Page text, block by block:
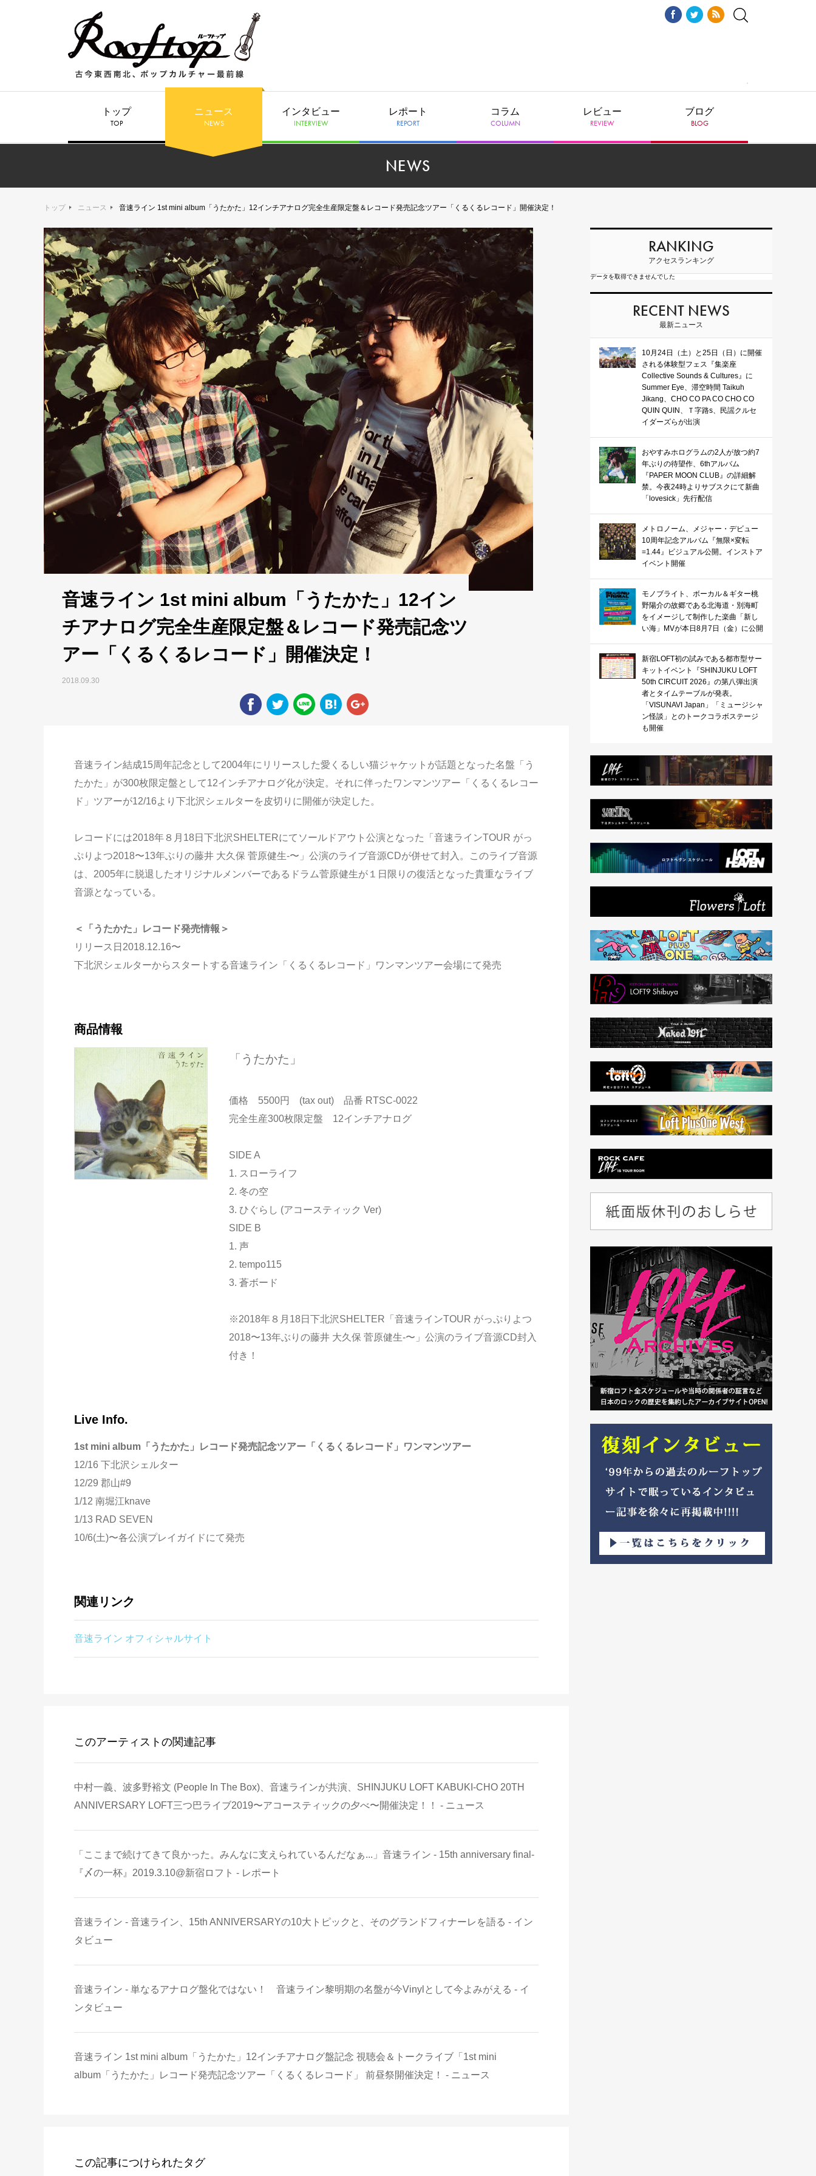
トップ
TOP
ニュース
NEWS
インタビュー
INTERVIEW
レポート
REPORT
コラム
COLUMN
レビュー
REVIEW
ブログ
BLOG
NEWS
トップ ニュース 音速ライン 1st mini album「うたかた」12インチアナログ完全生産限定盤＆レコード発売記念ツアー「くるくるレコード」開催決定！
音速ライン 1st mini album「うたかた」12イン
チアナログ完全生産限定盤＆レコード発売記念ツ
アー「くるくるレコード」開催決定！
2018.09.30
音速ライン結成15周年記念として2004年にリリースした愛くるしい猫ジャケットが話題となった名盤「う
たかた」が300枚限定盤として12インチアナログ化が決定。それに伴ったワンマンツアー「くるくるレコー
ド」ツアーが12/16より下北沢シェルターを皮切りに開催が決定した。
レコードには2018年８月18日下北沢SHELTERにてソールドアウト公演となった「音速ラインTOUR がっ
ぷりよつ2018〜13年ぶりの藤井 大久保 菅原健生-〜」公演のライブ音源CDが併せて封入。このライブ音源
は、2005年に脱退したオリジナルメンバーであるドラム菅原健生が１日限りの復活となった貴重なライブ
音源となっている。
＜「うたかた」レコード発売情報＞
リリース日2018.12.16〜
下北沢シェルターからスタートする音速ライン「くるくるレコード」ワンマンツアー会場にて発売
商品情報
「うたかた」
価格 5500円 (tax out) 品番 RTSC-0022
完全生産300枚限定盤 12インチアナログ
SIDE A
1. スローライフ
2. 冬の空
3. ひぐらし (アコースティック Ver)
SIDE B
1. 声
2. tempo115
3. 蒼ボード
※2018年８月18日下北沢SHELTER「音速ラインTOUR がっぷりよつ
2018〜13年ぶりの藤井 大久保 菅原健生-〜」公演のライブ音源CD封入
付き！
Live Info.
1st mini album「うたかた」レコード発売記念ツアー「くるくるレコード」ワンマンツアー
12/16 下北沢シェルター
12/29 郡山#9
1/12 南堀江knave
1/13 RAD SEVEN
10/6(土)〜各公演プレイガイドにて発売
関連リンク
音速ライン オフィシャルサイト
このアーティストの関連記事
中村一義、波多野裕文 (People In The Box)、音速ラインが共演、SHINJUKU LOFT KABUKI-CHO 20TH
ANNIVERSARY LOFT三つ巴ライブ2019〜アコースティックの夕べ〜開催決定！！ - ニュース
「ここまで続けてきて良かった。みんなに支えられているんだなぁ...」音速ライン - 15th anniversary final-
『〆の一杯』2019.3.10@新宿ロフト - レポート
音速ライン - 音速ライン、15th ANNIVERSARYの10大トピックと、そのグランドフィナーレを語る - イン
タビュー
音速ライン - 単なるアナログ盤化ではない！ 音速ライン黎明期の名盤が今Vinylとして今よみがえる - イ
ンタビュー
音速ライン 1st mini album「うたかた」12インチアナログ盤記念 視聴会＆トークライブ「1st mini
album「うたかた」レコード発売記念ツアー「くるくるレコード」 前昼祭開催決定！ - ニュース
この記事につけられたタグ
RANKING
アクセスランキング
データを取得できませんでした
RECENT NEWS
最新ニュース
10月24日（土）と25日（日）に開催
される体験型フェス『集楽座
Collective Sounds & Cultures』に
Summer Eye、滞空時間 Taikuh
Jikang、CHO CO PA CO CHO CO
QUIN QUIN、Ｔ字路s、民謡クルセ
イダーズらが出演
おやすみホログラムの2人が放つ約7
年ぶりの待望作、6thアルバム
『PAPER MOON CLUB』の詳細解
禁。今夜24時よりサブスクにて新曲
「lovesick」先行配信
メトロノーム、メジャー・デビュー
10周年記念アルバム『無限×変転
=1.44』ビジュアル公開。インストア
イベント開催
モノブライト、ボーカル＆ギター桃
野陽介の故郷である北海道・別海町
をイメージして制作した楽曲「新し
い海」MVが本日8月7日（金）に公開
新宿LOFT初の試みである都市型サー
キットイベント『SHINJUKU LOFT
50th CIRCUIT 2026』の第八弾出演
者とタイムテーブルが発表。
「VISUNAVI Japan」「ミュージシャ
ン怪談」とのトークコラボステージ
も開催